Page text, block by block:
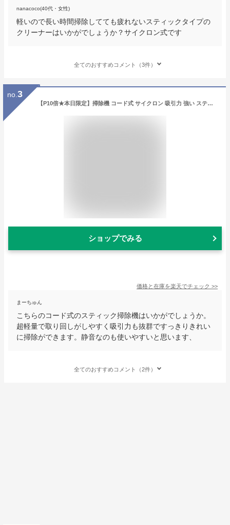
nanacoco(40代・女性)
軽いので長い時間掃除してても疲れないスティックタイプの
クリーナーはいかがでしょうか？サイクロン式です
全てのおすすめコメント（3件）
no. 3
【P10倍★本日限定】掃除機 コード式 サイクロン 吸引力 強い スティック掃除機 30000pa 4WAY 静音 超軽量 小型 強力 ハンディー クリーナー コンパクト お手入れ簡単 掃除機部品 紙パック不要 スティッククリーナー 省エネ おすすめ 2024
ショップでみる
価格と在庫を楽天でチェック >>
まーちゅん
こちらのコード式のスティック掃除機はいかがでしょうか。
超軽量で取り回しがしやすく吸引力も抜群ですっきりきれい
に掃除ができます。静音なのも使いやすいと思います、
全てのおすすめコメント（2件）